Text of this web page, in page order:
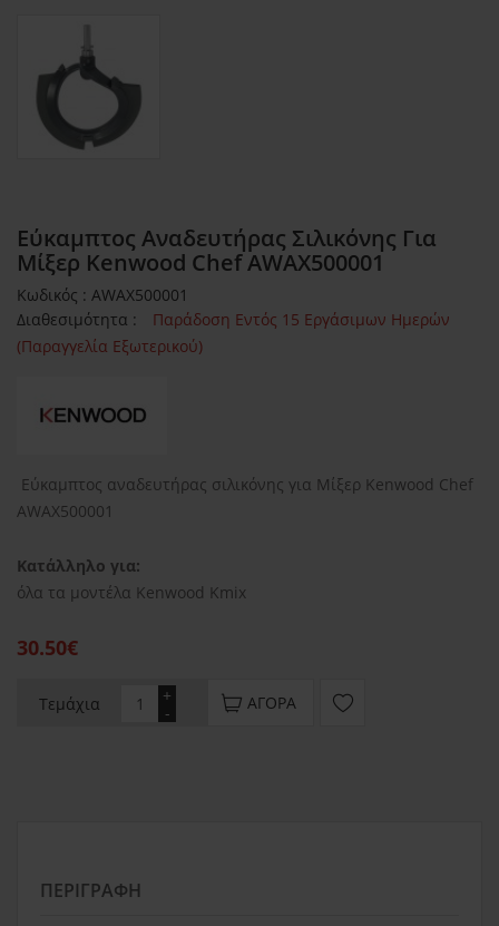
Εύκαμπτος Αναδευτήρας Σιλικόνης Για
Μίξερ Kenwood Chef AWAX500001
Κωδικός : AWAX500001
Διαθεσιμότητα :
Παράδοση Εντός 15 Εργάσιμων Ημερών
(Παραγγελία Εξωτερικού)
Εύκαμπτος αναδευτήρας σιλικόνης για Μίξερ Kenwood Chef
AWAX500001
Κατάλληλο για:
όλα τα μοντέλα Kenwood Kmix
30.50€
Τεμάχια -
+ ΑΓΟΡΆ
ΠΕΡΙΓΡΑΦΉ